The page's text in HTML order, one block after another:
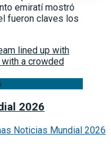
emiratí mostró
fueron claves los
2026
Noticias Mundial 2026